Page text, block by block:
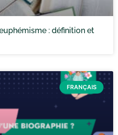
: définition et
FRANÇAIS